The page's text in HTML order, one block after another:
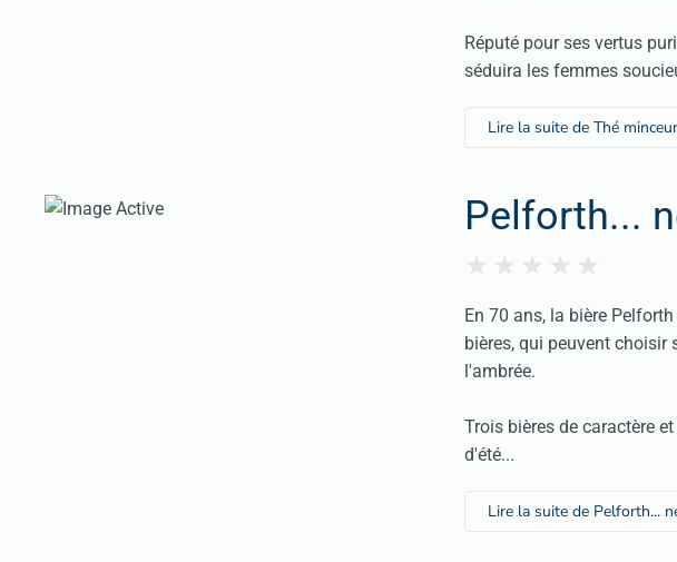
Réputé pour ses vertus
séduira les femmes
Lire la suite de Thé
Pelforth...
En 70 ans, la bière
bières, qui peuvent choisir
l'ambrée.
Trois bières de caractère
d'été...
Lire la suite de Pelforth...